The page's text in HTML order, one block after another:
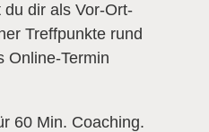
dir als Vor-Ort-
Treffpunkte rund
Online-Termin
60 Min. Coaching.